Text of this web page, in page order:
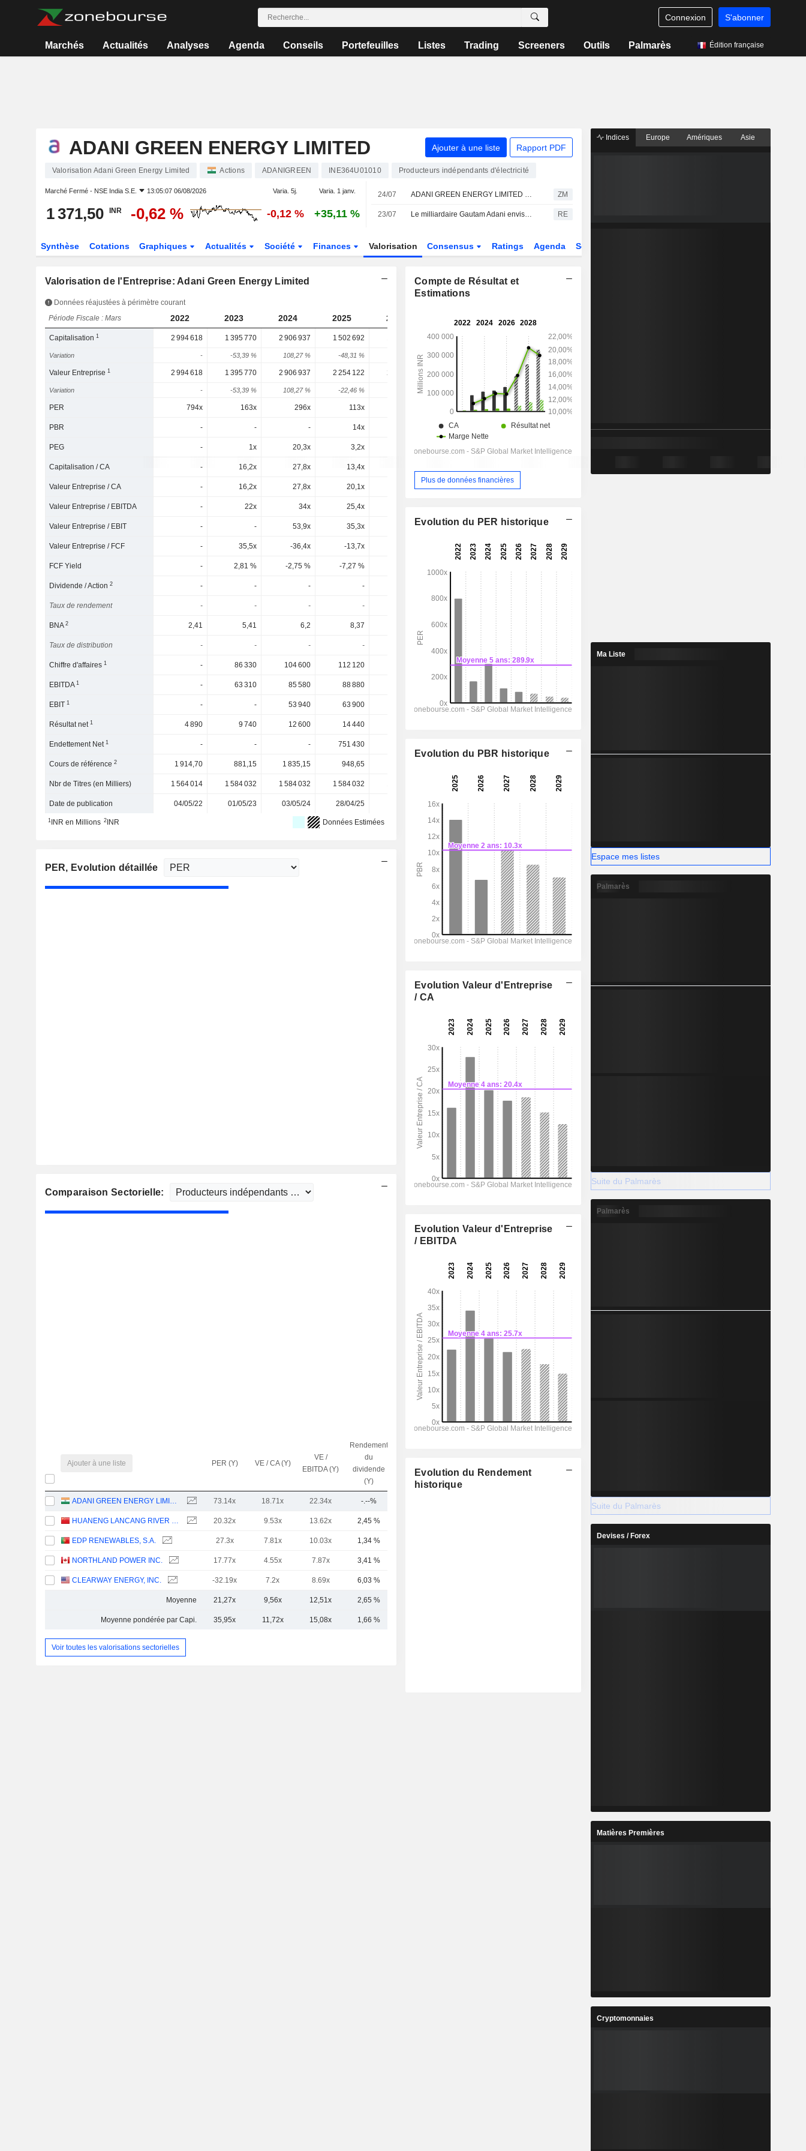
Connexion S'abonner
Marchés Actualités Analyses Agenda Conseils Portefeuilles Listes Trading Screeners Outils Palmarès Édition française
ADANI GREEN ENERGY LIMITED Ajouter à une liste Rapport PDF
Valorisation Adani Green Energy Limited Actions ADANIGREEN INE364U01010 Producteurs indépendants d'électricité
Marché Fermé - NSE India S.E. 13:05:07 06/08/2026 Varia. 5j. Varia. 1 janv.
1 371,50 INR -0,62 % -0,12 % +35,11 %
24/07 ADANI GREEN ENERGY LIMITED : Jefferies & Co. maintient sa recommandation à l'achat ZM
23/07 Le milliardaire Gautam Adani envisage de lancer une compagnie aérienne : tour d'horizon de son empire RE
Synthèse Cotations Graphiques Actualités Société Finances Valorisation Consensus Ratings Agenda Secteur
Valorisation de l'Entreprise: Adani Green Energy Limited
Données réajustées à périmètre courant
Période Fiscale : Mars
2022 2023 2024 2025 2026 2027 2028
Capitalisation1 2 994 618 1 395 770 2 906 937 1 502 692 2 259 102
Variation - -53,39 % 108,27 % -48,31 % -11,55 % 69,97 % -
Valeur Entreprise1 2 994 618 1 395 770 2 906 937 2 254 122 2 289 956 3 549 227 3 796 346 4 071 555
Variation - -53,39 % 108,27 % -22,46 % 1,59 % 54,99 % 6,96 % 7,25 %
PER 794x 163x 296x 113x 73,1x 47,3x 40x
PBR - - - 14x 10,3x 8,51x
PEG - 1x 20,3x 3,2x 0,8x 0,9x
Capitalisation / CA - 16,2x 27,8x 13,4x
Valeur Entreprise / CA - 16,2x 27,8x 20,1x 17,7x 18,6x 15,1x
Valeur Entreprise / EBITDA - 22x 34x 25,4x
Valeur Entreprise / EBIT - - 53,9x 35,3x 31x 30,8x 23,5x
Valeur Entreprise / FCF - 35,5x -36,4x -13,7x -13,3x -28,9x -23,8x
FCF Yield - 2,81 % -2,75 % -7,27 %
Dividende / Action2 - - - - -
Taux de rendement - - - - -
BNA2 2,41 5,41 6,2 8,37 18,87 29,18
Taux de distribution - - - - - -
Chiffre d'affaires1 - 86 330 104 600 112 120 190 464 250 640 328 944
EBITDA1 - 63 310 85 580 88 880 159 526 215 554 276 719
EBIT1 - - 53 940 63 900 115 304 161 212 211 722
Résultat net1 4 890 9 740 12 600 14 440
Endettement Net1 - - - 751 430
Cours de référence2 1 914,70 881,15 1 835,15 948,65
Nbr de Titres (en Milliers) 1 564 014 1 584 032 1 584 032 1 584 032 1 647 176
Date de publication 04/05/22 01/05/23 03/05/24 28/04/25
1INR en Millions 2INR Données Estimées
PER, Evolution détaillée
Comparaison Sectorielle:
Ajouter à une liste PER (Y) VE / CA (Y)
VE /
EBITDA (Y)
Rendement
du
dividende
(Y)
ADANI GREEN ENERGY LIMITED 73.14x 18.71x 22.34x -.--%
HUANENG LANCANG RIVER HYDROPOWER INC. 20.32x 9.53x 13.62x 2,45 %
EDP RENEWABLES, S.A. 27.3x 7.81x 10.03x 1,34 %
NORTHLAND POWER INC. 17.77x 4.55x 7.87x 3,41 %
CLEARWAY ENERGY, INC. -32.19x 7.2x 8.69x 6,03 %
Moyenne 21,27x 9,56x 12,51x 2,65 %
Moyenne pondérée par Capi. 35,95x 11,72x 15,08x 1,66 %
Voir toutes les valorisations sectorielles
Compte de Résultat et
Estimations
Plus de données financières
Evolution du PER historique
Evolution du PBR historique
Evolution Valeur d'Entreprise
/ CA
Evolution Valeur d'Entreprise
/ EBITDA
Evolution du Rendement
historique
Indices Europe Amériques Asie
Ma Liste
Espace mes listes
Palmarès
Suite du Palmarès
Palmarès
Suite du Palmarès
Devises / Forex
Matières Premières
Cryptomonnaies